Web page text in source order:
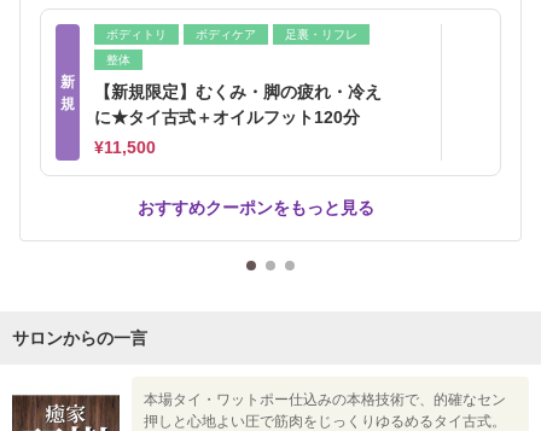
新
規
ボディトリ ボディケア
足裏・リフレ
整体
【新規限定】むくみ・脚の疲れ・冷え
に★タイ古式＋オイルフット120分
¥11,500
おすすめクーポンをもっと見る
サロンからの一言
本場タイ・ワットポー仕込みの本格技術で、的確なセン
押しと心地よい圧で筋肉をじっくりゆるめるタイ古式。